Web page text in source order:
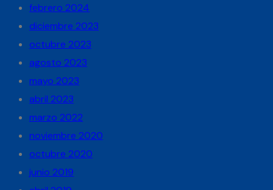
febrero 2024
diciembre 2023
octubre 2023
agosto 2023
mayo 2023
abril 2023
marzo 2022
noviembre 2020
octubre 2020
junio 2019